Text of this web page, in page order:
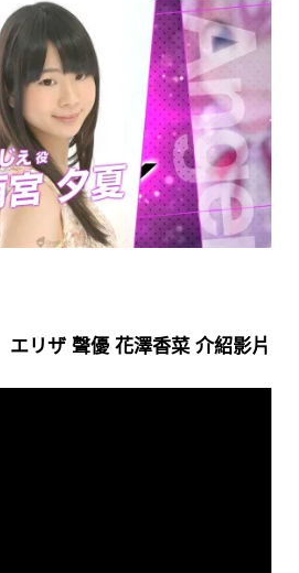
リザ 聲優 花澤香菜 介紹影片